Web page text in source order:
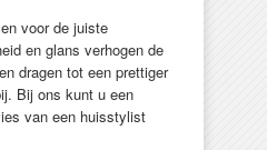
voor de juiste
en glans verhogen de
dragen tot een prettiger
Bij ons kunt u een
van een huisstylist